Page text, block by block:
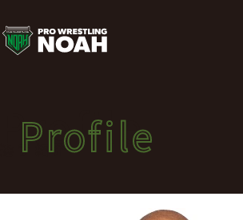
選
手
紹
介
|
Profile
選手紹介
Profile